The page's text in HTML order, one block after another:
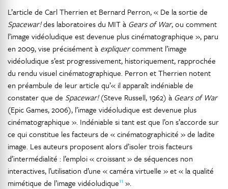
L’article de Carl Therrien et Bernard Perron, « De la sortie de
Spacewar!des laboratoires du MIT à Gears of War, ou comment
l’image vidéoludique est devenue plus cinématographique », paru
en 2009, vise précisément à expliquercomment l’image
vidéoludique s’est progressivement, historiquement, rapprochée
du rendu visuel cinématographique. Perron et Therrien notent
en préambule de leur article qu’« il apparaît indéniable de
constater que de Spacewar!(Steve Russell, 1962) à Gears of War
(Epic Games, 2006), l’image vidéoludique est devenue plus
cinématographique ». Indéniable si tant est que l’on s’accorde sur
ce qui constitue les facteurs de « cinématographicité » de ladite
image. Les auteurs proposent alors d’isoler trois facteurs
d’intermédialité : l’emploi « croissant » de séquences non
interactives, l’utilisation d’une « caméra virtuelle » et « la qualité
mimétique de l’image vidéoludique11 ».